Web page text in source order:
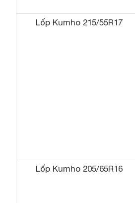
Lốp Kumho 215/55R17
Lốp Kumho 205/65R16